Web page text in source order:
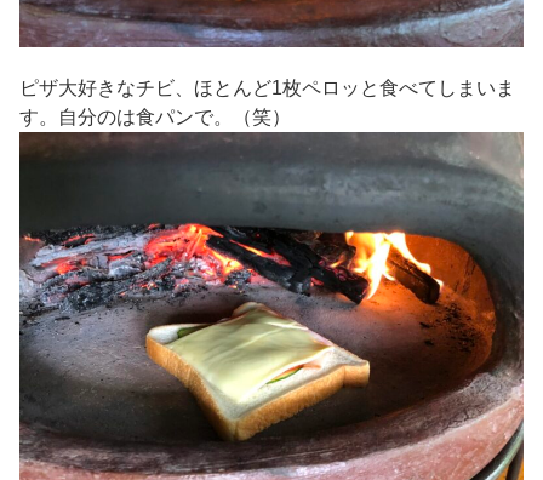
ピザ大好きなチビ、ほとんど1枚ペロッと食べてしまいま
す。自分のは食パンで。（笑）